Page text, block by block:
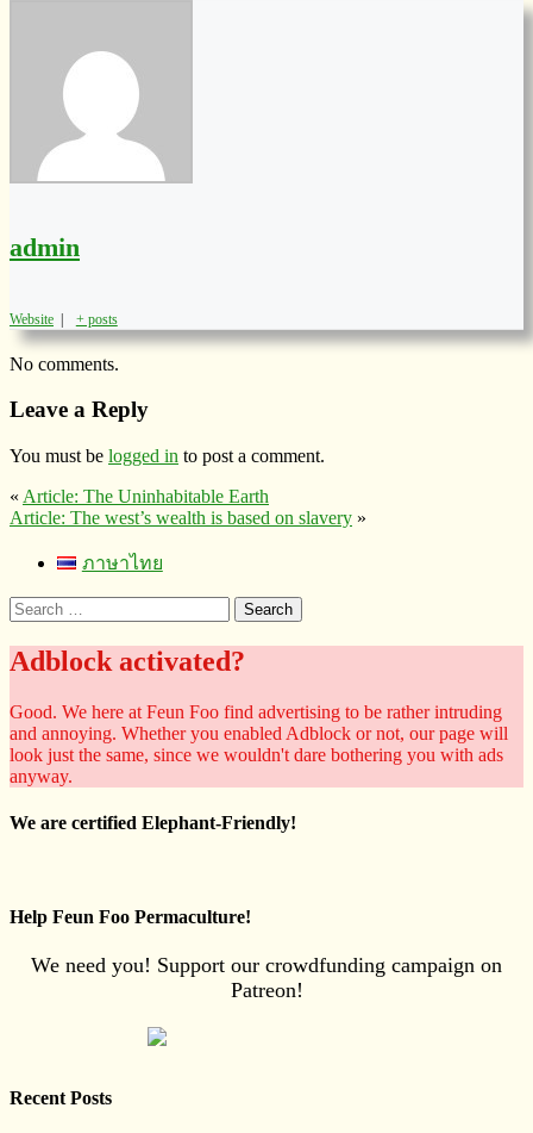
admin
Website | + posts
No comments.
Leave a Reply
You must be logged in to post a comment.
« Article: The Uninhabitable Earth
Article: The west’s wealth is based on slavery »
ภาษาไทย
Search
for:
Adblock activated?
Good. We here at Feun Foo find advertising to be rather intruding
and annoying. Whether you enabled Adblock or not, our page will
look just the same, since we wouldn't dare bothering you with ads
anyway.
We are certified Elephant-Friendly!
Help Feun Foo Permaculture!
We need you! Support our crowdfunding campaign on
Patreon!
Recent Posts